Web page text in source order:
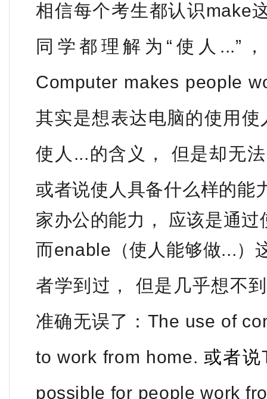
相信每个考生都认识make
同学都理解为“使人...”
Computer makes people
其实是想表达电脑的使用
使人...的含义， 但是却无
或者说使人具备什么样的能
家办公的能力， 应该是通
而enable（使人能够做...）
者学到过， 但是几乎想不
准确无误了： The use of
towork from home.或者说
possible for people work